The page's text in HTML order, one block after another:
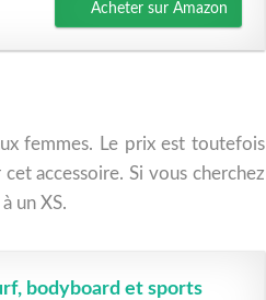
Acheter sur Amazon
femmes. Le prix est toutefois
accessoire. Si vous cherchez
un XS.
bodyboard et sports